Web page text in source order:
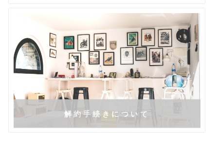
解約手続きについて